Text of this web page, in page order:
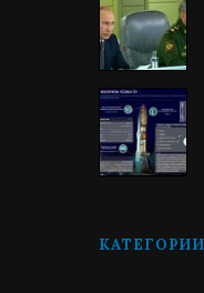
КАТЕГОРИИ